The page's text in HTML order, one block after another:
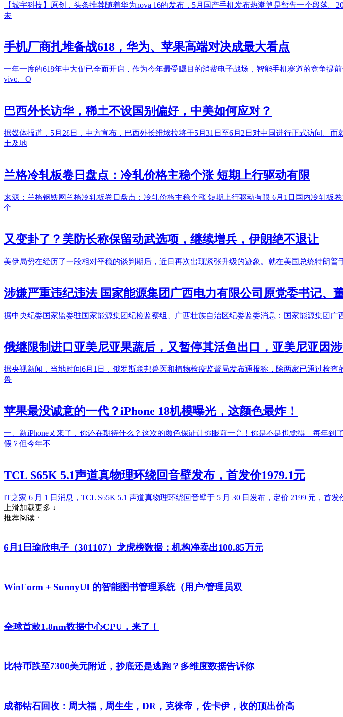
【城宇科技】原创，头条推荐随着华为nova 16的发布，5月国产手机发布热潮算是暂告一个段落
未
手机厂商扎堆备战618，华为、苹果高端对决成最大看点‌
一年一度的618年中大促已全面开启，作为今年最受瞩目的消费电子战场，智能手机赛道的竞争提
vivo、O
巴西外长访华，稀土不设国别偏好，中美如何应对？
据媒体报道，5月28日，中方宣布，巴西外长维埃拉将于5月31日至6月2日对中国进行正式访问。
土及地
兰格冷轧板卷日盘点：冷轧价格主稳个涨 短期上行驱动有限
来源：兰格钢铁网兰格冷轧板卷日盘点：冷轧价格主稳个涨 短期上行驱动有限 6月1日国内冷轧板
个
又变卦了？美防长称保留动武选项，继续增兵，伊朗绝不退让
美伊局势在经历了一段相对平稳的谈判期后，近日再次出现紧张升级的迹象。就在美国总统特朗
涉嫌严重违纪违法 国家能源集团广西电力有限公司原党委书记、
据中央纪委国家监委驻国家能源集团纪检监察组、广西壮族自治区纪委监委消息：国家能源集团
俄继限制进口亚美尼亚果蔬后，又暂停其活鱼出口，亚美尼亚因
据央视新闻，当地时间6月1日，俄罗斯联邦兽医和植物检疫监督局发布通报称，除两家已通过检
兽
苹果最没诚意的一代？iPhone 18机模曝光，这颜色最炸！
一、新iPhone又来了，你还在期待什么？这次的颜色保证让你眼前一亮！你是不是也觉得，每年
假？但今年不
TCL S65K 5.1声道真物理环绕回音壁发布，首发价1979.1元
IT之家 6 月 1 日消息，TCL S65K 5.1 声道真物理环绕回音壁于 5 月 30 日发布，定价 2199 元，首
上滑加载更多 ↓
推荐阅读：
6月1日瑜欣电子（301107）龙虎榜数据：机构净卖出100.85万元
WinForm + SunnyUI 的智能图书管理系统（用户/管理员双
全球首款1.8nm数据中心CPU，来了！
比特币跌至7300美元附近，抄底还是逃跑？多维度数据告诉你
成都钻石回收：周大福，周生生，DR，克徕帝，佐卡伊，收的顶出价高